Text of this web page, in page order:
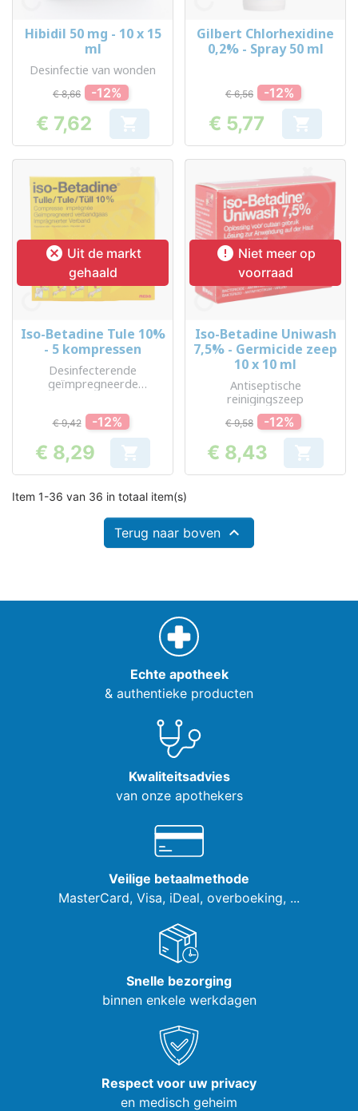
Hibidil 50 mg - 10 x 15
ml
Desinfectie van wonden
€ 8,66 -12%
€ 7,62 
Gilbert Chlorhexidine
0,2% - Spray 50 ml
€ 6,56 -12%
€ 5,77 
 Uit de markt
gehaald
Iso-Betadine Tule 10%
- 5 kompressen
Desinfecterende
geïmpregneerde
€ 9,42 -12%
Prijs
€ 8,29 
 Niet meer op
voorraad
Iso-Betadine Uniwash
7,5% - Germicide zeep
10 x 10 ml
Antiseptische
reinigingszeep
€ 9,58 -12%
Prijs
€ 8,43 
Item 1-36 van 36 in totaal item(s)
Terug naar boven 
Echte apotheek
& authentieke producten
Kwaliteitsadvies
van onze apothekers
Veilige betaalmethode
MasterCard, Visa, iDeal, overboeking, ...
Snelle bezorging
binnen enkele werkdagen
Respect voor uw privacy
en medisch geheim